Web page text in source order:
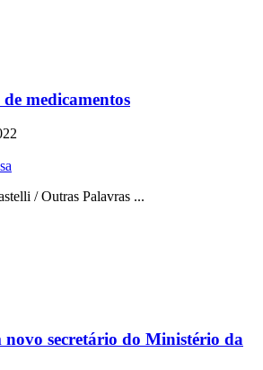
medicamentos
/ Outras Palavras ...
novo secretário do Ministério da